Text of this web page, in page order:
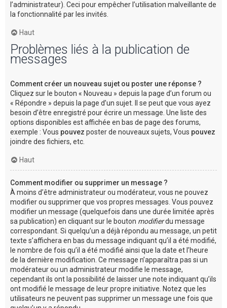
l’administrateur). Ceci pour empêcher l’utilisation malveillante de
la fonctionnalité par les invités.
Haut
Problèmes liés à la publication de
messages
Comment créer un nouveau sujet ou poster une réponse ?
Cliquez sur le bouton « Nouveau » depuis la page d’un forum ou
« Répondre » depuis la page d’un sujet. Il se peut que vous ayez
besoin d’être enregistré pour écrire un message. Une liste des
options disponibles est affichée en bas de page des forums,
exemple : Vous pouvez poster de nouveaux sujets, Vous pouvez
joindre des fichiers, etc.
Haut
Comment modifier ou supprimer un message ?
À moins d’être administrateur ou modérateur, vous ne pouvez
modifier ou supprimer que vos propres messages. Vous pouvez
modifier un message (quelquefois dans une durée limitée après
sa publication) en cliquant sur le bouton modifierdu message
correspondant. Si quelqu’un a déjà répondu au message, un petit
texte s’affichera en bas du message indiquant qu’il a été modifié,
le nombre de fois qu’il a été modifié ainsi que la date et l’heure
de la dernière modification. Ce message n’apparaîtra pas si un
modérateur ou un administrateur modifie le message,
cependant ils ont la possibilité de laisser une note indiquant qu’ils
ont modifié le message de leur propre initiative. Notez que les
utilisateurs ne peuvent pas supprimer un message une fois que